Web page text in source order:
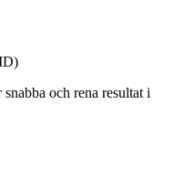
och rena resultat i